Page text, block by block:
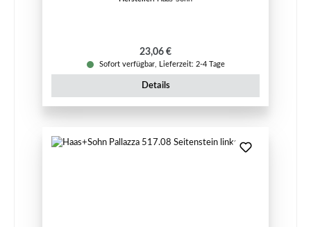
Regulärer Preis:
23,06 €
Sofort verfügbar, Lieferzeit: 2-4 Tage
Details